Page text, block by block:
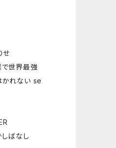
せ
で世界最強
かれない se
しばなし